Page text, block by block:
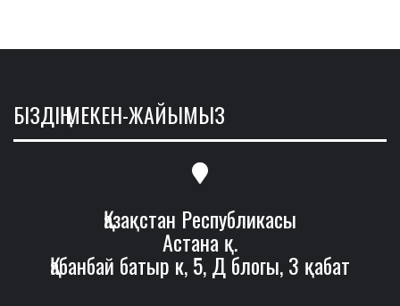
БІЗДІҢ МЕКЕН-ЖАЙЫМЫЗ
Қазақстан Республикасы
Астана қ.
Қабанбай батыр к, 5, Д блогы, 3 қабат